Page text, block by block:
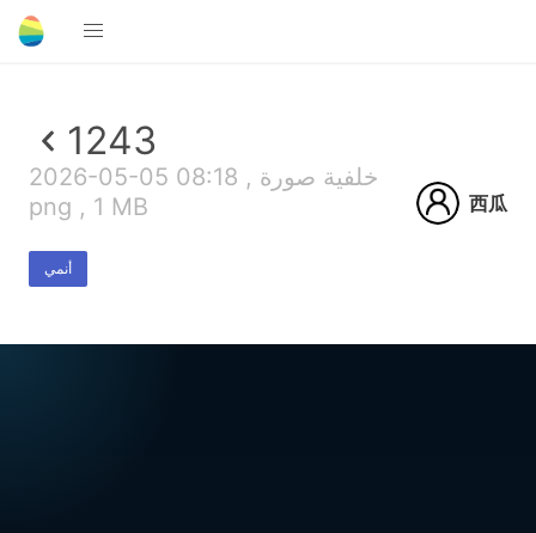
1243
2026-05-05 08:18 , خلفية صورة
png , 1 MB
أنمي
西瓜